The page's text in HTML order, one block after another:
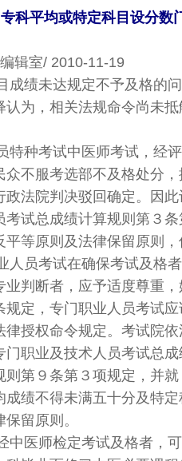
科平均或特定科目设分数
辑室/ 2010-11-19
未达规定不予及格的问
为，相关法规命令尚未
种考试中医师考试，经
不服考选部不及格处分，
法院判决驳回确定。因
试总成绩计算规则第３
等原则及法律保留原则，
员考试在确保考试及格
判断者，应予适度尊重
定，专门职业人员考试
授权命令规定。考试院
职业及技术人员考试总成
第９条第３项规定，并
绩不得未满五十分及特
留原则。
医师检定考试及格者，